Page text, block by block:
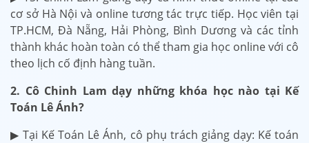
cơ sở Hà Nội và online tương tác trực tiếp. Học viên tại
TP.HCM, Đà Nẵng, Hải Phòng, Bình Dương và các tỉnh
thành khác hoàn toàn có thể tham gia học online với cô
theo lịch cố định hàng tuần.
2. Cô Chinh Lam dạy những khóa học nào tại Kế
Toán Lê Ánh?
▶ Tại Kế Toán Lê Ánh, cô phụ trách giảng dạy: Kế toán